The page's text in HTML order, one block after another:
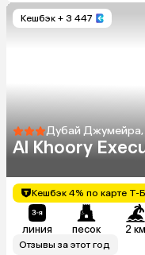
Кешбэк + 3 447
Дубай
Al Khoory
Кешбэк 4% по карте Т-
линия песок 2 км
Отзывы за этот год